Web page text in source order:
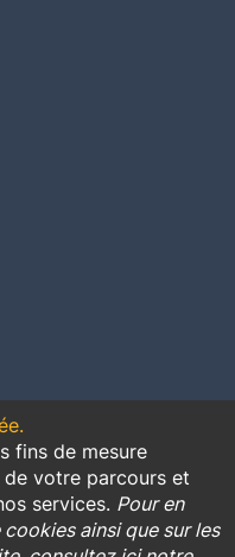
générales de vente
fins de mesure
votre parcours et
services. Pour en
ainsi que sur les